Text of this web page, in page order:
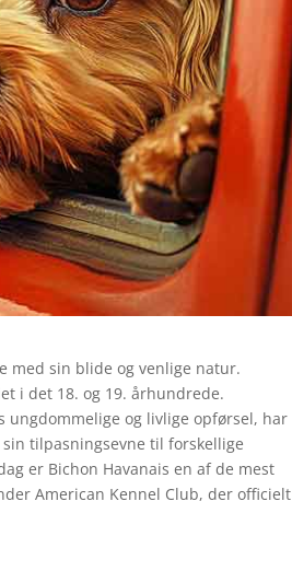
med sin blide og venlige natur.
i det 18. og 19. århundrede.
ungdommelige og livlige opførsel, har
tilpasningsevne til forskellige
er Bichon Havanais en af de mest
American Kennel Club, der officielt